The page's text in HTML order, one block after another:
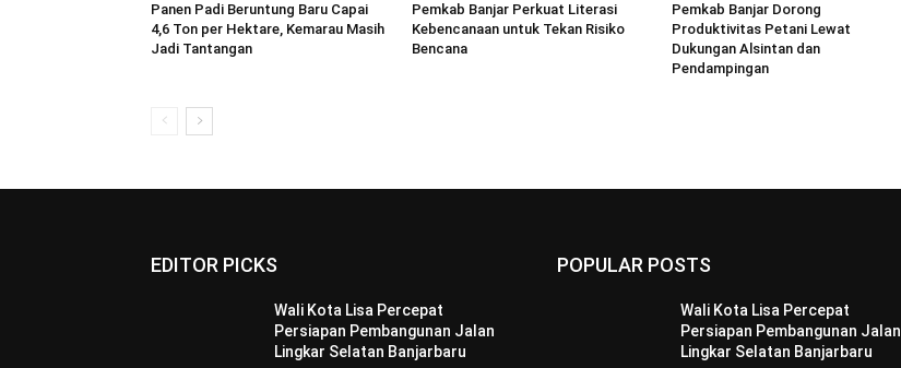
Panen Padi Beruntung Baru Capai
4,6 Ton per Hektare, Kemarau Masih
Jadi Tantangan
Pemkab Banjar Perkuat Literasi
Kebencanaan untuk Tekan Risiko
Bencana
Pemkab Banjar Dorong
Produktivitas Petani Lewat
Dukungan Alsintan dan
Pendampingan
EDITOR PICKS
Wali Kota Lisa Percepat
Persiapan Pembangunan Jalan
Lingkar Selatan Banjarbaru
POPULAR POSTS
Wali Kota Lisa Percepat
Persiapan Pembangunan Jalan
Lingkar Selatan Banjarbaru